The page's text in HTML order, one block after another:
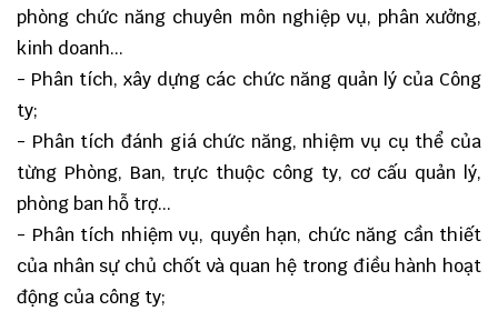
phòng chức năng chuyên môn nghiệp vụ, phân xưởng,
kinh doanh...
- Phân tích, xây dựng các chức năng quản lý của Công
ty;
- Phân tích đánh giá chức năng, nhiệm vụ cụ thể của
từng Phòng, Ban, trực thuộc công ty, cơ cấu quản lý,
phòng ban hỗ trợ...
- Phân tích nhiệm vụ, quyền hạn, chức năng cần thiết
của nhân sự chủ chốt và quan hệ trong điều hành hoạt
động của công ty;